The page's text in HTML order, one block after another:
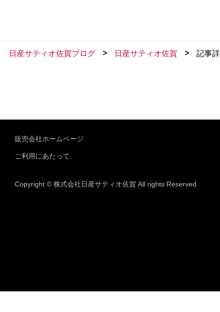
日産サティオ佐賀ブログ > 日産サティオ佐賀 > 記事
販売会社ホームページ
ご利用にあたって
Copyright © 株式会社日産サティオ佐賀 All rights Reserved.